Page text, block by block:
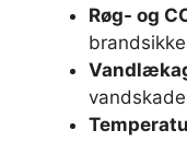
Røg- og